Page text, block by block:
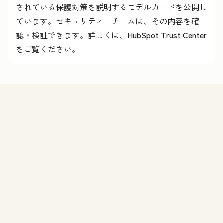
されている保護対策を説明するモデルカードを公開し
ています。セキュリティーチームは、その内容を確
認・検証できます。詳しくは、 HubSpot Trust Center
をご覧ください。